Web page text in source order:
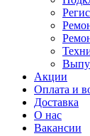
Акции
Оплата и
Доставка
О нас
Вакансии